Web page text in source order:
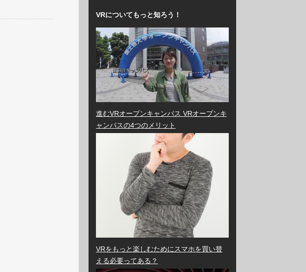
VRについてもっと知ろう！
進むVRオープンキャンパス VRオープンキ
ャンパスの4つのメリット
VRをもっと楽しむためにスマホを買い替
える必要ってある？